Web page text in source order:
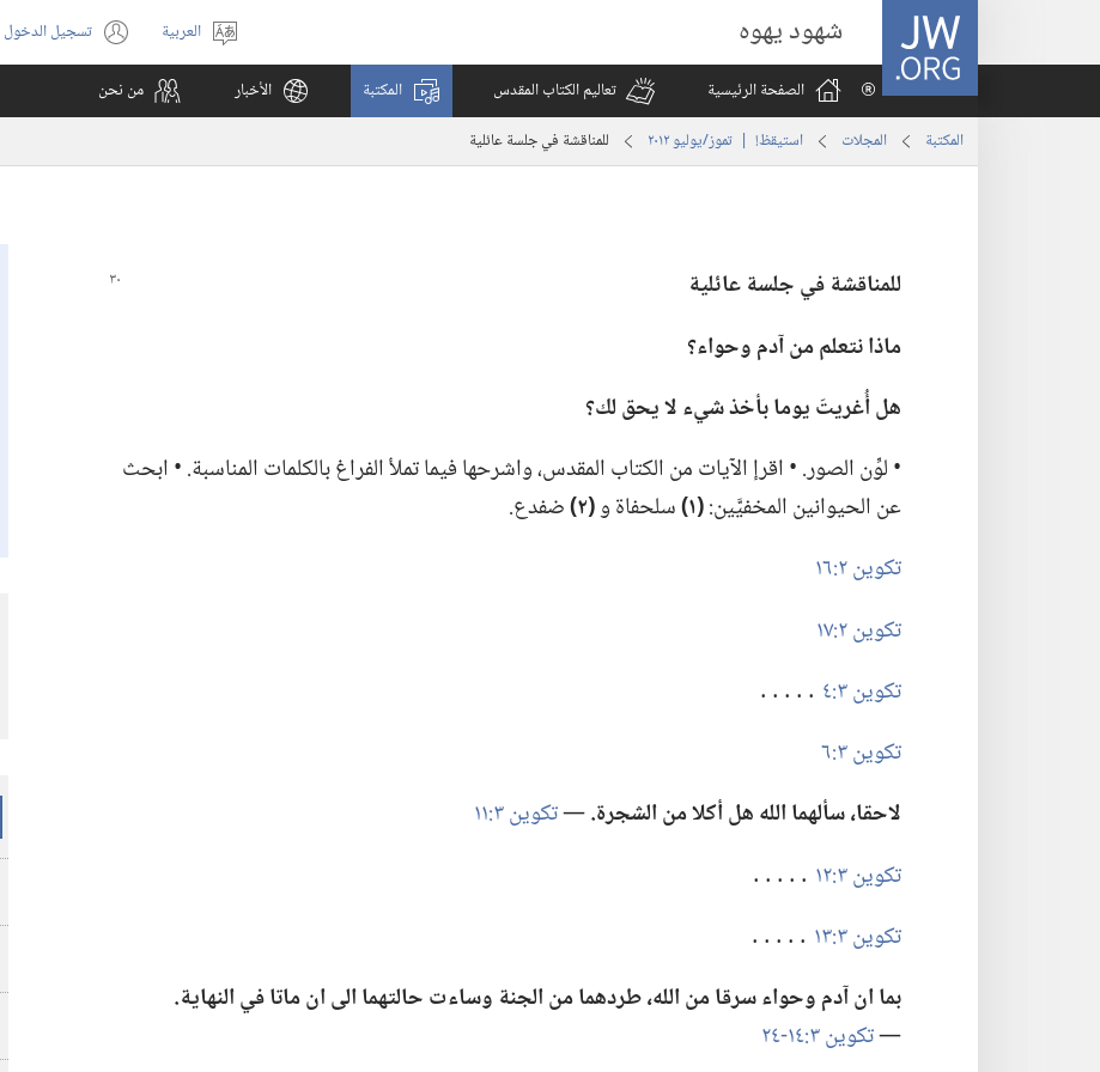
JW.ORG شهود يهوه
اختر
اللغة
العربية تسجيل الدخول
(يفتح
نافذة
الصفحة الرئيسية
تعاليم الكتاب المقدس المكتبة الأخبار من نحن
المكتبة المجلات استيقظ‏!‏ | ‏‎تموز/يوليو‏ ‏‎٢٠١٢‏ للمناقشة في جلسة عائلية
للمناقشةفيجلسة عائلية
ماذا نتعلم من آدم وحواء؟‏
هل أُغريتَ يوما بأخذ شيءلايحق لك؟‏
‏• لوِّن الصور.‏ • اقرإ الآيات من الكتاب المقدس،‏ واشرحها فيما تملأ الفراغ بالكلمات المناسبة.‏ • ابحث
عن الحيوانين المخفيَّين:‏‏(‏١)‏ سلحفاة و‏(‏٢)‏
ضفدع.‏
تكوين ٢:‏١٦
تكوين ٢:‏١٧
تكوين ٣:‏٤
․․․․․‏
تكوين ٣:‏٦
لاحقا،‏ سألهما الله هل أكلا من الشجرة.‏‏—‏تكوين ٣:‏١١
تكوين ٣:‏١٢
․․․․․‏
تكوين ٣:‏١٣
․․․․․‏
بما ان آدم وحواء سرقا من الله،‏ طردهما من الجنة وساءت حالتهما الى ان ماتافيالنهاية.‏
—‏تكوين ٣:‏١٤-‏٢٤